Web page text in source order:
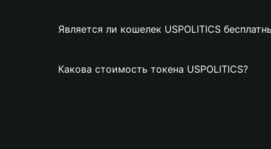
Является ли кошелек USPOLITICS
Какова стоимость токена USPOLITICS?